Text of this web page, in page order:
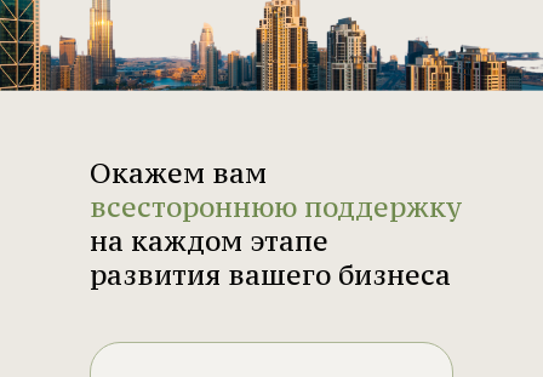
Окажем вам
всестороннюю поддержку
на каждом этапе
развития вашего бизнеса